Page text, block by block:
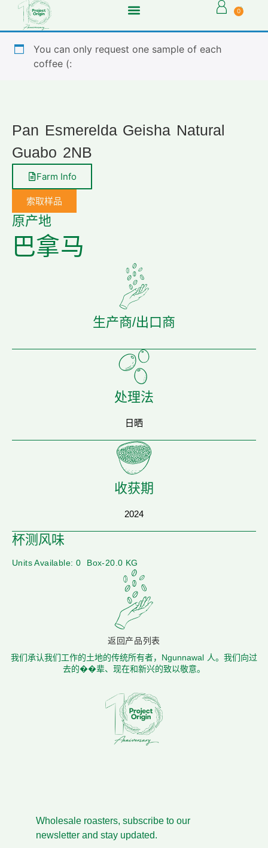
0
You can only request one sample of each
coffee (:
Pan Esmerelda Geisha Natural
Guabo 2NB
Farm Info
索取样品
原产地
巴拿马
生产商/出口商
处理法
日晒
收获期
2024
杯测风味
Units Available: 0 Box-20.0 KG
返回产品列表
我们承认我们工作的土地的传统所有者，Ngunnawal 人。我们向过
去的��辈、现在和新兴的致以敬意。